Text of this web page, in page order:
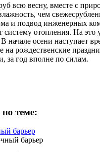
всю весну, вместе с
чем
и подвод инженерных
систему отопления. На
начале осени наступает
на рождественские
за год вполне по силам.
теме:
барьер